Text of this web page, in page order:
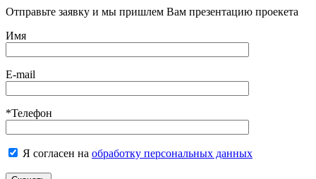
Отправьте заявку и мы пришлем Вам презентацию проекета
Имя
E-mail
*Телефон
Я согласен на обработку персональных данных